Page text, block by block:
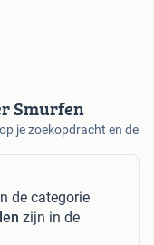
Smurfen
je zoekopdracht en de
de categorie
zijn in de